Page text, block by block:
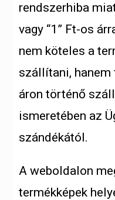
rendszerhiba
vagy “1” Ft-os
nem köteles a
szállítani, hanem
áron történő
ismeretében az
szándékától.
A weboldalon
termékképek